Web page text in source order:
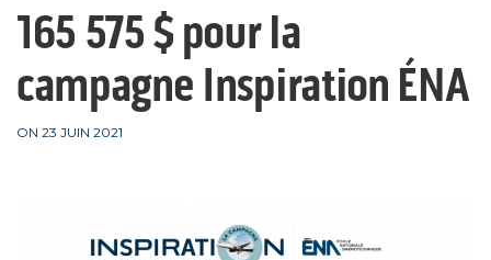
165 575 $ pour la
campagne Inspiration ÉNA
ON 23 JUIN 2021